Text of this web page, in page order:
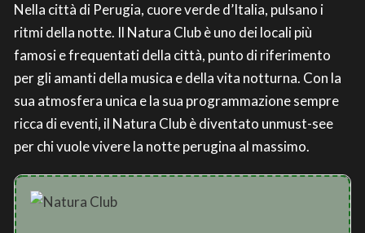
Nella città di Perugia, cuore verde d’Italia, pulsano i
ritmi della notte. Il Natura Club è uno dei locali più
famosi e frequentati della città, punto di riferimento
per gli amanti della musica e della vita notturna. Con la
sua atmosfera unica e la sua programmazione sempre
ricca di eventi, il Natura Club è diventato unmust-see
per chi vuole vivere la notte perugina al massimo.